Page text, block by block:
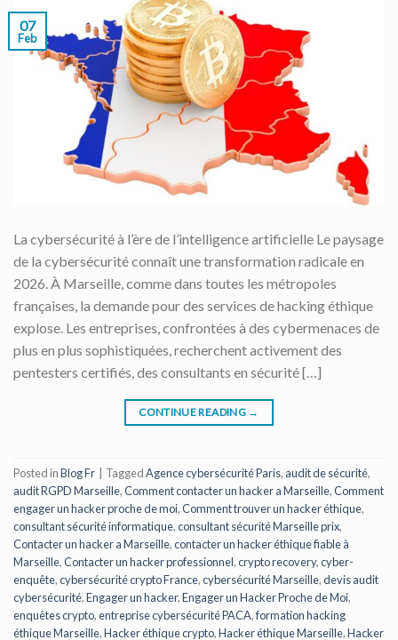
07
Feb
La cybersécurité à l’ère de l’intelligence artificielle Le paysage
de la cybersécurité connaît une transformation radicale en
2026. À Marseille, comme dans toutes les métropoles
françaises, la demande pour des services de hacking éthique
explose. Les entreprises, confrontées à des cybermenaces de
plus en plus sophistiquées, recherchent activement des
pentesters certifiés, des consultants en sécurité […]
CONTINUE READING →
Posted inBlog Fr TaggedAgence cybersécurité Paris, audit de sécurité,
audit RGPD Marseille,Comment contacter un hacker a Marseille,Comment
engager un hacker proche de moi,Comment trouver un hacker éthique,
consultant sécurité informatique,consultant sécurité Marseille prix,
Contacter un hacker a Marseille,contacter un hacker éthique fiable à
Marseille,Contacter un hacker professionnel,crypto recovery,cyber-
enquête,cybersécurité crypto France,cybersécurité Marseille,devis audit
cybersécurité,Engager un hacker,Engager un Hacker Proche de Moi,
enquêtes crypto,entreprise cybersécurité PACA,formation hacking
éthique Marseille,Hacker éthique crypto,Hacker éthique Marseille,Hacker